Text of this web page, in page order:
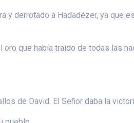
derrotado a Hadadézer, ya que
que había traído de todas las
de David. El Señor daba la